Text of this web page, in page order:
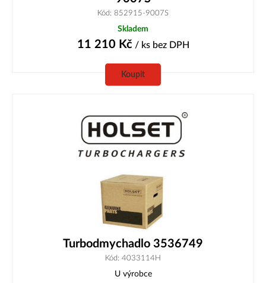
Kód: 852915-9007S
Skladem
11 210 Kč/ ks bez DPH
Koupit
Turbodmychadlo 3536749
Kód: 4033114H
U výrobce